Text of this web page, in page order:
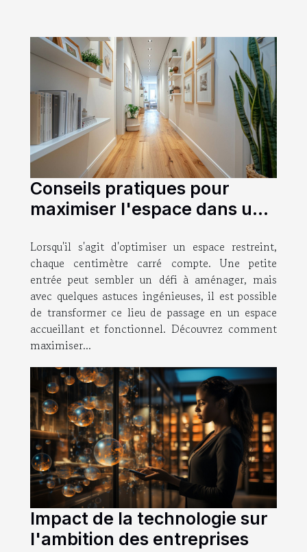
Conseils pratiques pour
maximiser l'espace dans une
Lorsqu'il s'agit d'optimiser un espace restreint,
chaque centimètre carré compte. Une petite
entrée peut sembler un défi à aménager, mais
avec quelques astuces ingénieuses, il est possible
de transformer ce lieu de passage en un espace
accueillant et fonctionnel. Découvrez comment
maximiser...
Impact de la technologie sur
l'ambition des entreprises